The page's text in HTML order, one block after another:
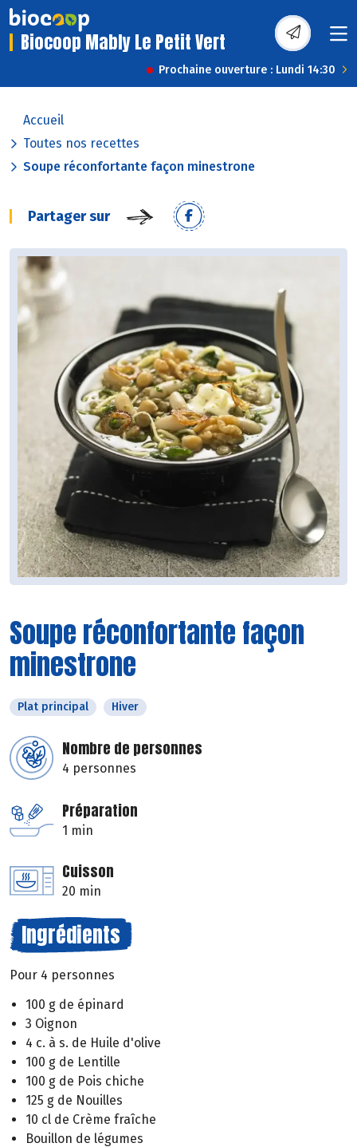
Biocoop Mably Le Petit Vert
Prochaine ouverture : Lundi 14:30
Accueil
Toutes nos recettes
Soupe réconfortante façon minestrone
Partager sur
Soupe réconfortante façon
minestrone
Plat principal Hiver
Nombre de personnes
4 personnes
Préparation
1 min
Cuisson
20 min
Ingrédients
Pour 4 personnes
100 g de épinard
3 Oignon
4 c. à s. de Huile d'olive
100 g de Lentille
100 g de Pois chiche
125 g de Nouilles
10 cl de Crème fraîche
Bouillon de légumes